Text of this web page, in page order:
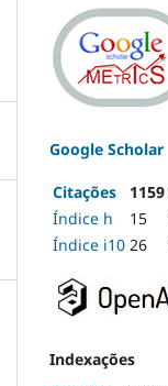
Google Scholar
Citações 1159
Índice h
15
Índice i10 26
Indexações